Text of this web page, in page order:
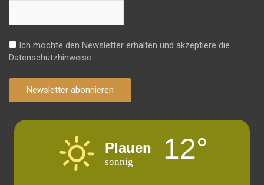
Ich möchte den Newsletter erhalten und akzeptiere die
Datenschutzhinweise.
Newsletter abonnieren
Plauen
sonnig 12°